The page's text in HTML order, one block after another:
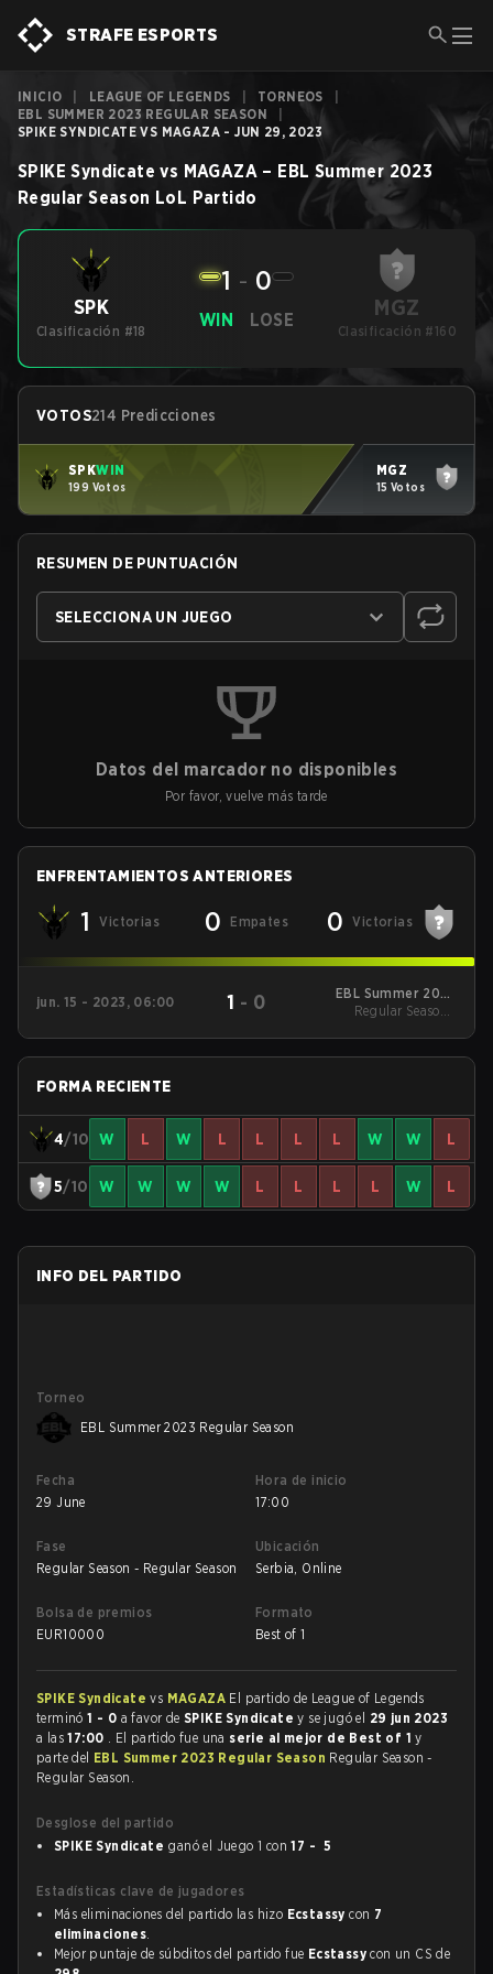
STRAFE ESPORTS
INICIO LEAGUE OF LEGENDS TORNEOS
EBL SUMMER 2023 REGULAR SEASON
SPIKE SYNDICATE VS MAGAZA - JUN 29, 2023
SPIKE Syndicate vs MAGAZA – EBL Summer 2023
Regular Season LoL Partido
SPK
Clasificación #18
WIN
1 - 0
LOSE MGZ
Clasificación #160
VOTOS214 Predicciones
SPKWIN
199 Votos
MGZ
15 Votos
RESUMEN DE PUNTUACIÓN
SELECCIONA UN JUEGO
Datos del marcador no disponibles
Por favor, vuelve más tarde
ENFRENTAMIENTOS ANTERIORES
1 Victorias 0 Empates 0 Victorias
jun. 15 - 2023, 06:00 1 - 0
EBL Summer 2023
Regular Season
Regular Season -
FORMA RECIENTE
4/10 W L W L L L L W W L
5/10 W W W W L L L L W L
INFO DEL PARTIDO
Torneo
EBL Summer 2023 Regular Season
Fecha
29 June
Hora de inicio
17:00
Fase
Regular Season - Regular Season
Ubicación
Serbia, Online
Bolsa de premios
EUR10000
Formato
Best of 1
SPIKE Syndicatevs MAGAZA El partido de League of Legends
terminó1 - 0 a favor deSPIKE Syndicatey se jugó el 29 jun 2023
a las17:00 . El partido fue una serie al mejor de Best of 1y
parte del EBL Summer 2023 Regular Season Regular Season -
Regular Season.
Desglose del partido
SPIKE Syndicate ganó el Juego 1 con17 - 5
Estadísticas clave de jugadores
Más eliminaciones del partido las hizo Ecstassy con 7
eliminaciones.
Mejor puntaje de súbditos del partido fue Ecstassy con un CS de